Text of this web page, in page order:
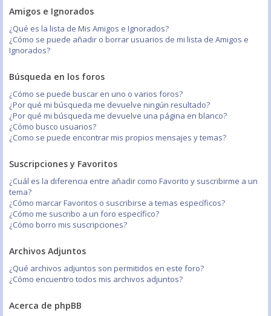
Amigos e Ignorados
¿Qué es la lista de Mis Amigos e Ignorados?
¿Cómo se puede añadir o borrar usuarios de mi lista de Amigos e
Ignorados?
Búsqueda en los foros
¿Cómo se puede buscar en uno o varios foros?
¿Por qué mi búsqueda me devuelve ningún resultado?
¿Por qué mi búsqueda me devuelve una página en blanco?
¿Cómo busco usuarios?
¿Como se puede encontrar mis propios mensajes y temas?
Suscripciones y Favoritos
¿Cuál es la diferencia entre añadir como Favorito y suscribirme a un
tema?
¿Cómo marcar Favoritos o suscribirse a temas específicos?
¿Cómo me suscribo a un foro específico?
¿Cómo borro mis suscripciones?
Archivos Adjuntos
¿Qué archivos adjuntos son permitidos en este foro?
¿Cómo encuentro todos mis archivos adjuntos?
Acerca de phpBB